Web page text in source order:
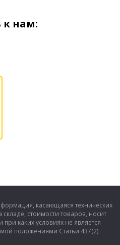
к нам:
касающаяся технических
стоимости товаров, носит
каких условиях не является
положениями Статьи 437(2)